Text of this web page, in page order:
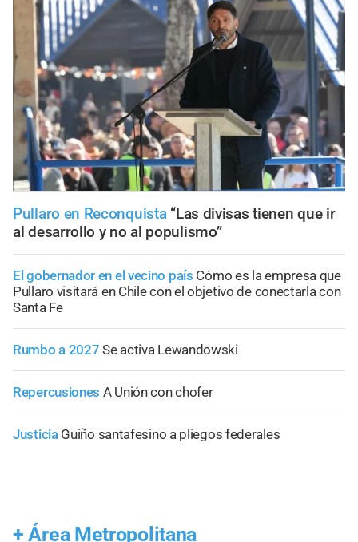
Pullaro en Reconquista “Las divisas tienen que ir
al desarrollo y no al populismo”
El gobernador en el vecino país Cómo es la empresa que
Pullaro visitará en Chile con el objetivo de conectarla con
Santa Fe
Rumbo a 2027 Se activa Lewandowski
Repercusiones A Unión con chofer
Justicia Guiño santafesino a pliegos federales
+ Área Metropolitana